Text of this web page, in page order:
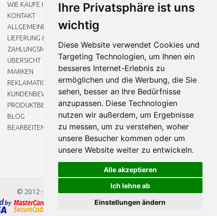
Ihre Privatsphäre ist uns
wichtig
Diese Website verwendet Cookies und
Targeting Technologien, um Ihnen ein
besseres Internet-Erlebnis zu
ermöglichen und die Werbung, die Sie
sehen, besser an Ihre Bedürfnisse
anzupassen. Diese Technologien
nutzen wir außerdem, um Ergebnisse
zu messen, um zu verstehen, woher
unsere Besucher kommen oder um
unsere Website weiter zu entwickeln.
Alle akzeptieren
Ich lehne ab
Einstellungen ändern
WIE KAUFE ICH EIN?
KONTAKT
ALLGEMEINEN GESCHÄFTSBEDINGUNGEN
LIEFERUNG & ZAHLUNG
ZAHLUNGSMETHODEN
ÜBERSICHT
MARKEN
REKLAMATIONEN UND RETOUREN
KUNDENBEWERTUNG
PRODUKTBEWERTUNG
BLOG
BEARBEITEN SIE MEINE COOKIE-EINSTELLUNGEN
© 2012 - 2026Baumarkteu.at